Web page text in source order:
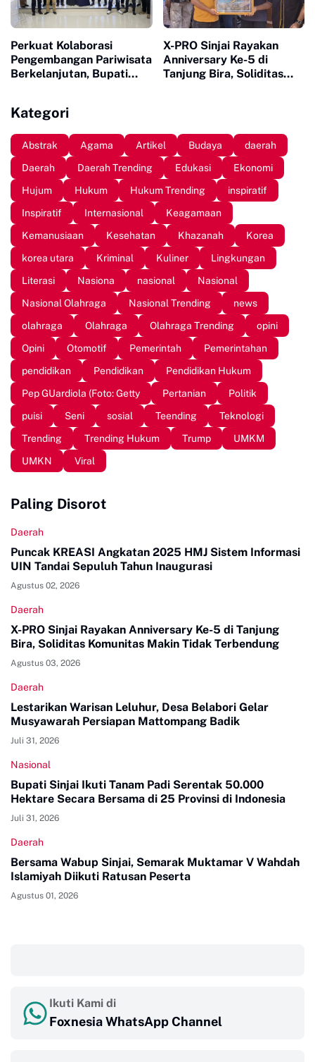
Perkuat Kolaborasi
Pengembangan Pariwisata
Berkelanjutan, Bupati
X-PRO Sinjai Rayakan
Anniversary Ke-5 di
Tanjung Bira, Soliditas
Kategori
Abstrak Agama Artikel Budaya
daerah
Daerah
Daerah Trending Edukasi
Ekonomi
Hujum
Hukum Hukum Trending
inspiratif
Inspiratif
Internasional
Keagamaan
Kemanusiaan
Kesehatan Khazanah
Korea
korea utara
Kriminal Kuliner
Lingkungan
Literasi
Nasiona nasional
Nasional
Nasional Olahraga
Nasional Trending
news
olahraga
Olahraga Olahraga Trending
opini
Opini
Otomotif Pemerintah
Pemerintahan
pendidikan
Pendidikan
Pendidikan Hukum
Pep GUardiola (Foto: Getty
Pertanian
Politik
puisi
Seni sosial Teending
Teknologi
Trending
Trending Hukum Trump
UMKM
UMKN
Viral
Paling Disorot
Daerah
Puncak KREASI Angkatan 2025 HMJ Sistem Informasi
UIN Tandai Sepuluh Tahun Inaugurasi
Agustus 02, 2026
Daerah
X-PRO Sinjai Rayakan Anniversary Ke-5 di Tanjung
Bira, Soliditas Komunitas Makin Tidak Terbendung
Agustus 03, 2026
Daerah
Lestarikan Warisan Leluhur, Desa Belabori Gelar
Musyawarah Persiapan Mattompang Badik
Juli 31, 2026
Nasional
Bupati Sinjai Ikuti Tanam Padi Serentak 50.000
Hektare Secara Bersama di 25 Provinsi di Indonesia
Juli 31, 2026
Daerah
Bersama Wabup Sinjai, Semarak Muktamar V Wahdah
Islamiyah Diikuti Ratusan Peserta
Agustus 01, 2026
Ikuti Kami di
Foxnesia WhatsApp Channel